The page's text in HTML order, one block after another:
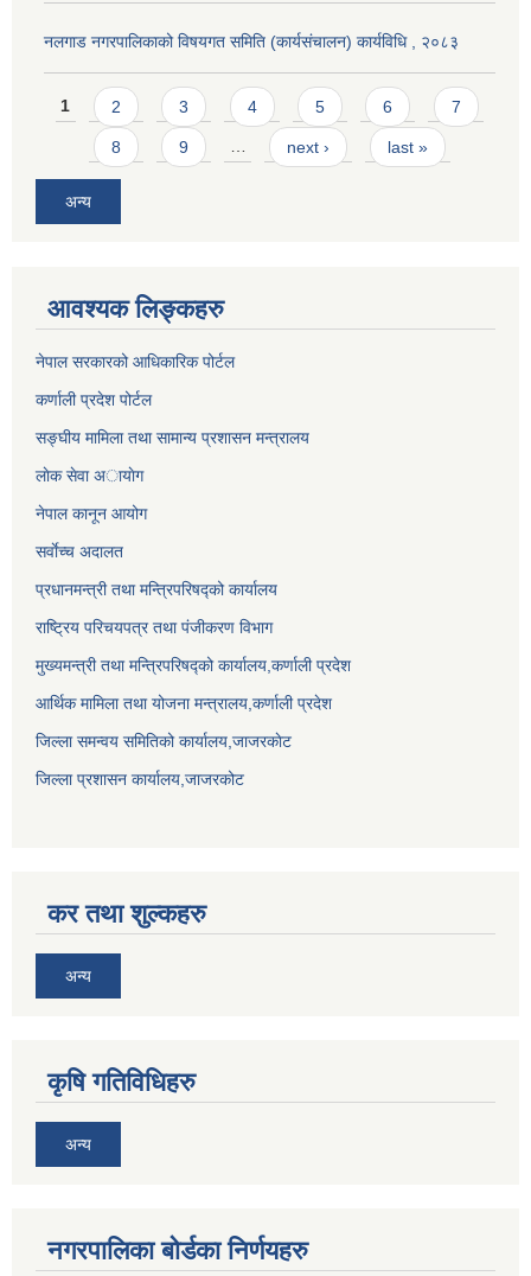
नलगाड नगरपालिकाको विषयगत समिति (कार्यसंचालन) कार्यविधि , २०८३
Pages
1 2 3 4 5 6 7
8 9 … next › last »
अन्य
आवश्यक लिङ्कहरु
नेपाल सरकारको आधिकारिक पोर्टल
कर्णाली प्रदेश पोर्टल
सङ्घीय मामिला तथा सामान्य प्रशासन मन्त्रालय
लाेक सेवा अायाेग
नेपाल कानून आयोग
सर्वाेच्च अदालत
प्रधानमन्त्री तथा मन्त्रिपरिषद्को कार्यालय
राष्ट्रिय परिचयपत्र तथा पंजीकरण विभाग
मुख्यमन्त्री तथा मन्त्रिपरिषद्को कार्यालय,कर्णाली प्रदेश
आर्थिक मामिला तथा योजना मन्त्रालय,कर्णाली प्रदेश
जिल्ला समन्वय समितिको कार्यालय,जाजरकाेट
जिल्ला प्रशासन कार्यालय,जाजरकोट
कर तथा शुल्कहरु
अन्य
कृषि गतिविधिहरु
अन्य
नगरपालिका बोर्डका निर्णयहरु